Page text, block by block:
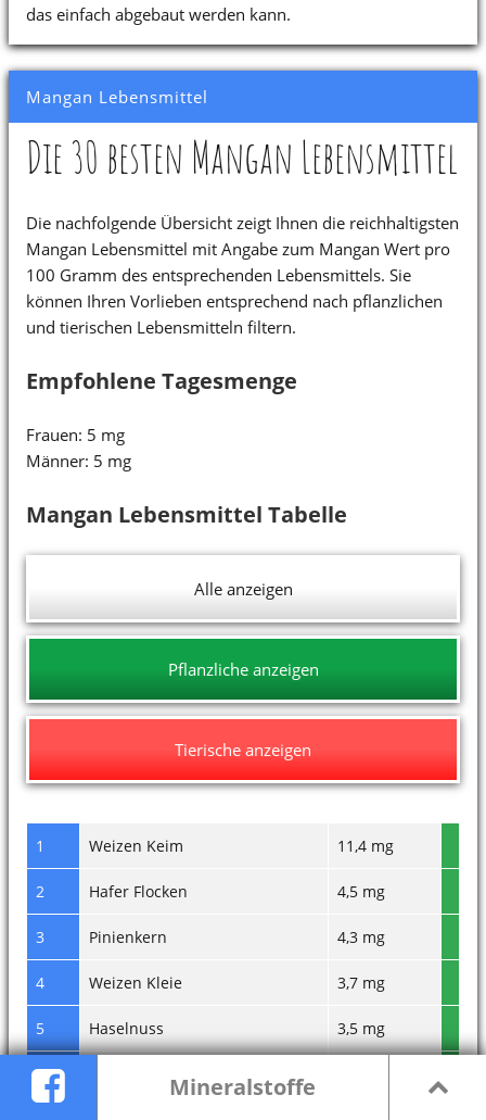
das einfach abgebaut werden kann.
Mangan Lebensmittel
Die 30 besten Mangan Lebensmittel
Die nachfolgende Übersicht zeigt Ihnen die reichhaltigsten
Mangan Lebensmittel mit Angabe zum Mangan Wert pro
100 Gramm des entsprechenden Lebensmittels. Sie
können Ihren Vorlieben entsprechend nach pflanzlichen
und tierischen Lebensmitteln filtern.
Empfohlene Tagesmenge
Frauen: 5 mg
Männer: 5 mg
Mangan Lebensmittel Tabelle
Alle anzeigen
Pflanzliche anzeigen
Tierische anzeigen
1 Weizen Keim 11,4 mg
2 Hafer Flocken 4,5 mg
3 Pinienkern 4,3 mg
4 Weizen Kleie 3,7 mg
5 Haselnuss 3,5 mg
6 Mineralstoffe